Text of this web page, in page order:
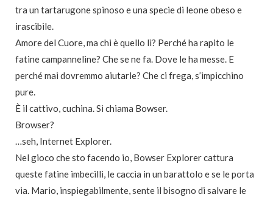
tra un tartarugone spinoso e una specie di leone obeso e
irascibile.
Amore del Cuore, ma chi è quello lì? Perché ha rapito le
fatine campanneline? Che se ne fa. Dove le ha messe. E
perché mai dovremmo aiutarle? Che ci frega, s’impicchino
pure.
È il cattivo, cuchina. Si chiama Bowser.
Browser?
…seh, Internet Explorer.
Nel gioco che sto facendo io, Bowser Explorer cattura
queste fatine imbecilli, le caccia in un barattolo e se le porta
via. Mario, inspiegabilmente, sente il bisogno di salvare le